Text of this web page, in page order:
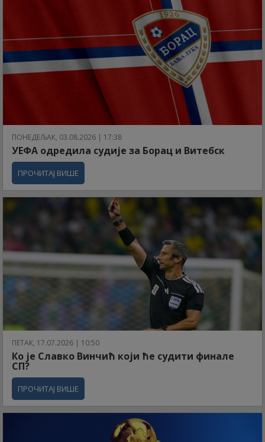
ПОНЕДЕЉАК, 03.08.2026 | 17:38
УЕФА одредила судије за Борац и Витебск
ПРОЧИТАЈ ВИШЕ
ПЕТАК, 17.07.2026 | 10:50
Ко је Славко Винчић који ће судити финале
СП?
ПРОЧИТАЈ ВИШЕ